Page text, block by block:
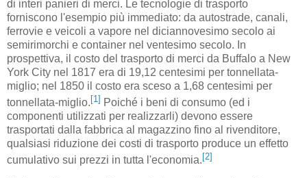
di interi panieri di merci. Le tecnologie di trasporto
forniscono l'esempio più immediato: da autostrade, canali,
ferrovie e veicoli a vapore nel diciannovesimo secolo ai
semirimorchi e container nel ventesimo secolo. In
prospettiva, il costo del trasporto di merci da Buffalo a New
York City nel 1817 era di 19,12 centesimi per tonnellata-
miglio; nel 1850 il costo era sceso a 1,68 centesimi per
tonnellata-miglio.[1] Poiché i beni di consumo (ed i
componenti utilizzati per realizzarli) devono essere
trasportati dalla fabbrica al magazzino fino al rivenditore,
qualsiasi riduzione dei costi di trasporto produce un effetto
cumulativo sui prezzi in tutta l'economia. [2]